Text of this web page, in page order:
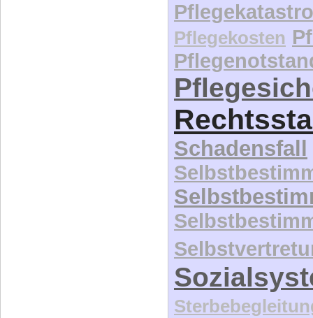
Pflegekosten
Schadensfall